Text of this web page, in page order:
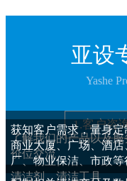
亚设
Yashe
1.客户咨
了解我们的产品以及
价位交流
获知客户需求，量身
商业大厦、广场、酒
厂、物业保洁、市政等
清洁剂、清洁工具